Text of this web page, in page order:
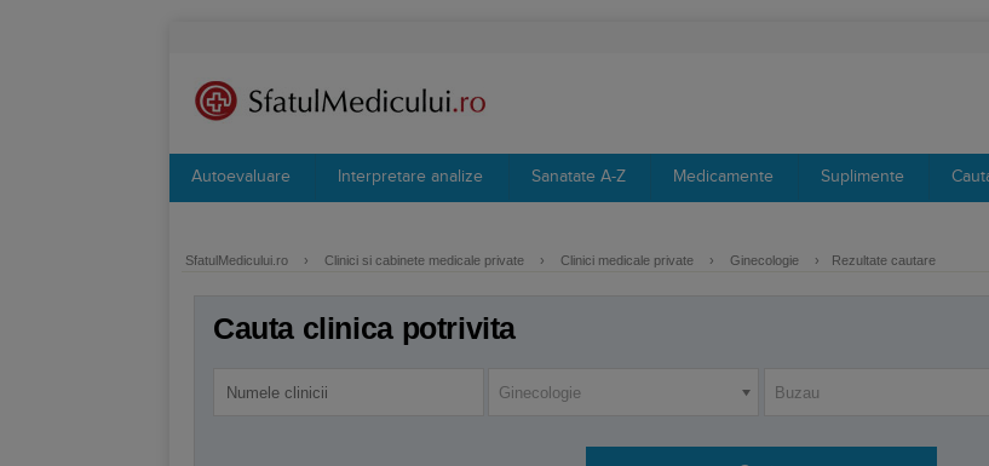
Autoevaluare Interpretare analize Sanatate A-Z Medicamente Suplimente
SfatulMedicului.ro › Clinici si cabinete medicale private › Clinici medicale private › Ginecologie › Rezultate cautare
Cauta clinica potrivita
Ginecologie Buzau